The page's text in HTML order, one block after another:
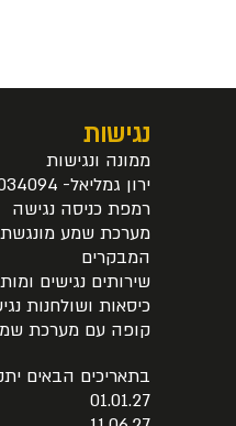
נגישות
ממונה ונגישות
ירון גמליאל- 074-7034094
רמפת כניסה נגישה
מערכת שמע מונגשת
המבקרים
שירותים נגישים
כיסאות ושולחנות
קופה עם מערכת
בתאריכים הבאים
01.01.27